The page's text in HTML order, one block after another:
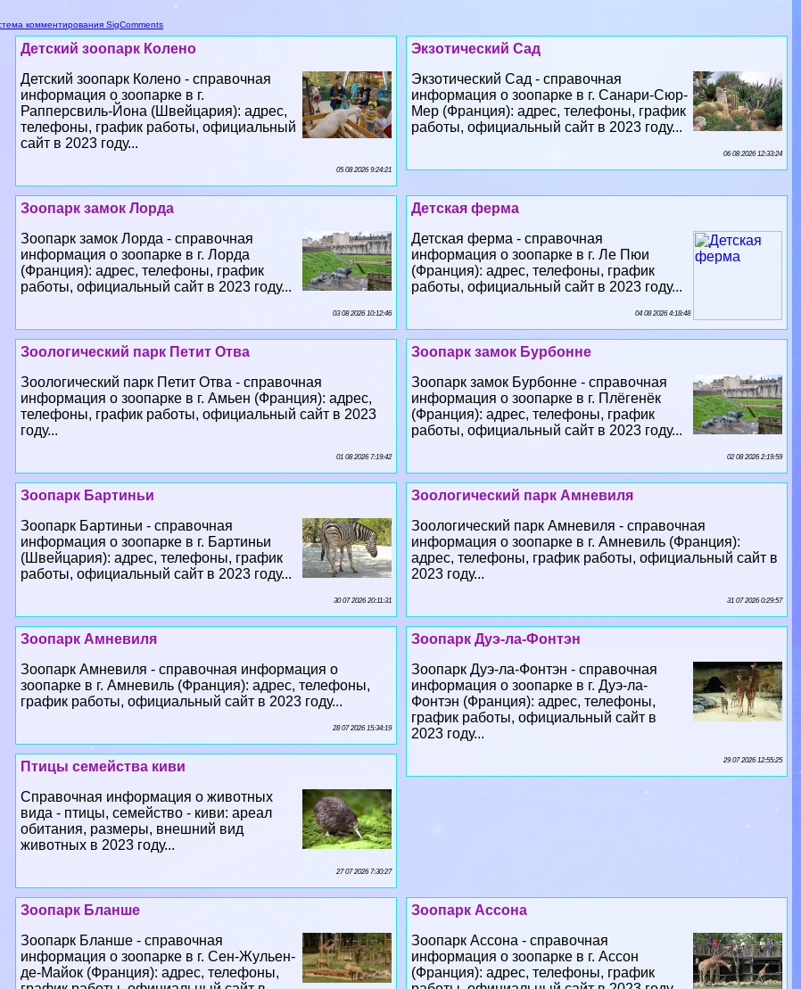
комментирования SigComments
Экзотический Сад
Экзотический Сад - справочная
информация о зоопарке в г. Санари-Сюр-
Мер (Франция): адрес, телефоны, график
работы, официальный сайт в 2023 году...
06 08 2026 12:33:24
Детский зоопарк Колено
Детский зоопарк Колено - справочная
информация о зоопарке в г.
Рапперсвиль-Йона (Швейцария): адрес,
телефоны, график работы, официальный
сайт в 2023 году...
05 08 2026 9:24:21
Детская ферма
Детская ферма - справочная
информация о зоопарке в г. Ле Пюи
(Франция): адрес, телефоны, график
работы, официальный сайт в 2023 году...
04 08 2026 4:18:48
Зоопарк замок Лорда
Зоопарк замок Лорда - справочная
информация о зоопарке в г. Лорда
(Франция): адрес, телефоны, график
работы, официальный сайт в 2023 году...
03 08 2026 10:12:46
Зоопарк замок Бурбонне
Зоопарк замок Бурбонне - справочная
информация о зоопарке в г. Плёгенёк
(Франция): адрес, телефоны, график
работы, официальный сайт в 2023 году...
02 08 2026 2:19:59
Зоологический парк Петит Отва
Зоологический парк Петит Отва - справочная
информация о зоопарке в г. Амьен (Франция): адрес,
телефоны, график работы, официальный сайт в 2023
году...
01 08 2026 7:19:42
Зоологический парк Амневиля
Зоологический парк Амневиля - справочная
информация о зоопарке в г. Амневиль (Франция):
адрес, телефоны, график работы, официальный сайт в
2023 году...
31 07 2026 0:29:57
Зоопарк Бартиньи
Зоопарк Бартиньи - справочная
информация о зоопарке в г. Бартиньи
(Швейцария): адрес, телефоны, график
работы, официальный сайт в 2023 году...
30 07 2026 20:11:31
Зоопарк Дуэ-ла-Фонтэн
Зоопарк Дуэ-ла-Фонтэн - справочная
информация о зоопарке в г. Дуэ-ла-
Фонтэн (Франция): адрес, телефоны,
график работы, официальный сайт в
2023 году...
29 07 2026 12:55:25
Зоопарк Амневиля
Зоопарк Амневиля - справочная информация о
зоопарке в г. Амневиль (Франция): адрес, телефоны,
график работы, официальный сайт в 2023 году...
28 07 2026 15:34:19
Птицы семейства киви
Справочная информация о животных
вида - птицы, семейство - киви: ареал
обитания, размеры, внешний вид
животных в 2023 году...
27 07 2026 7:30:27
Зоопарк Ассона
Зоопарк Ассона - справочная
информация о зоопарке в г. Ассон
(Франция): адрес, телефоны, график
Зоопарк Бланше
Зоопарк Бланше - справочная
информация о зоопарке в г. Сен-Жульен-
де-Майок (Франция): адрес, телефоны,